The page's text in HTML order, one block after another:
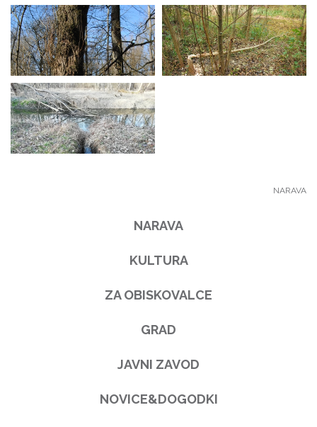
NARAVA
NARAVA
KULTURA
ZA OBISKOVALCE
GRAD
JAVNI ZAVOD
NOVICE&DOGODKI